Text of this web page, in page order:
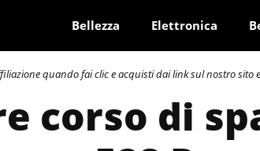
Bellezza Elettronica
quando fai clic e acquisti dai link sul nostro sito
corso di